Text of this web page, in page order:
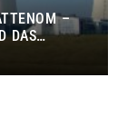
–
DAS